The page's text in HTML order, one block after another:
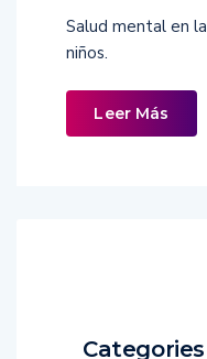
Salud mental en
niños.
Leer Más
Categories